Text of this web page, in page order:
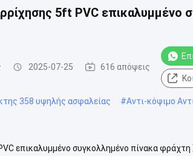
5ft PVC επικαλυμμένο
2025-07-25 616 απόψεις
358 υψηλής ασφαλείας #Αντι-κόψιμο
επικαλυμμένο συγκολλημένο πίνακα